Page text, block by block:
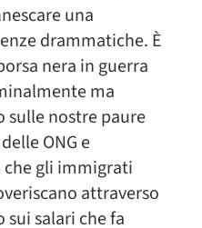
una
drammatiche. È
nera in guerra
ma
nostre paure
ONG e
che gli immigrati
attraverso
sui salari che fa